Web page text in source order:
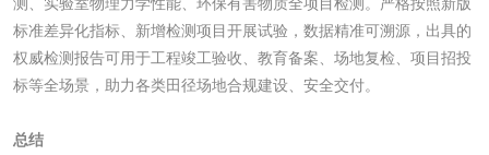
测、实验室物理力学性能、环保有害物质全项目检测。严格按照新版
标准差异化指标、新增检测项目开展试验，数据精准可溯源，出具的
权威检测报告可用于工程竣工验收、教育备案、场地复检、项目招投
标等全场景，助力各类田径场地合规建设、安全交付。
总结
防冻液检测 润滑油运动粘度检
测
齿轮油检测